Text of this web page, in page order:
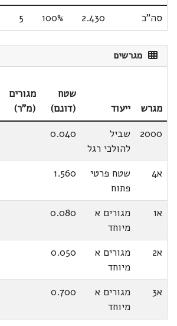
סה"כ
2.430
100%
5
מגרשים
מגרש ייעוד
שטח
(דונם)
מגורים
(מ"ר)
2000
שביל
להולכי רגל
0.040
א4
שטח פרטי
פתוח
1.560
א1
מגורים א
מיוחד
0.080
א2
מגורים א
מיוחד
0.050
א3
מגורים א
מיוחד
0.700